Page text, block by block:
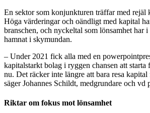
En sektor som konjunkturen träffar med rejäl
Höga värderingar och oändligt med kapital
branschen, och nyckeltal som lönsamhet har
hamnat i skymundan.
– Under 2021 fick alla med en
kapitalstarkt bolag i ryggen chansen att starta
nu. Det räcker inte längre att bara resa
säger Johannes Schildt, medgrundare och vd
Riktar om fokus mot lönsamhet